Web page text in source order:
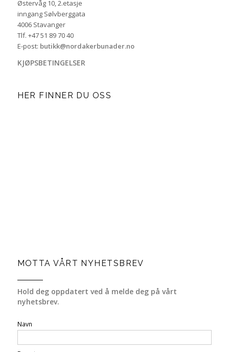
Østervåg 10, 2.etasje
inngang Sølvberggata
4006 Stavanger
Tlf. +47 51 89 70 40
E-post: butikk@nordakerbunader.no
KJØPSBETINGELSER
HER FINNER DU OSS
MOTTA VÅRT NYHETSBREV
Hold deg oppdatert ved å melde deg på vårt
nyhetsbrev.
Navn